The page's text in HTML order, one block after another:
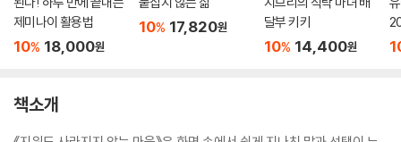
제미나이 활용법
10% 18,000원
10% 17,820원
달부 키키
10% 14,400원
책소개